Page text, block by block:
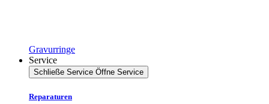
Gravurringe
Service
Schließe Service Öffne Service
Reparaturen